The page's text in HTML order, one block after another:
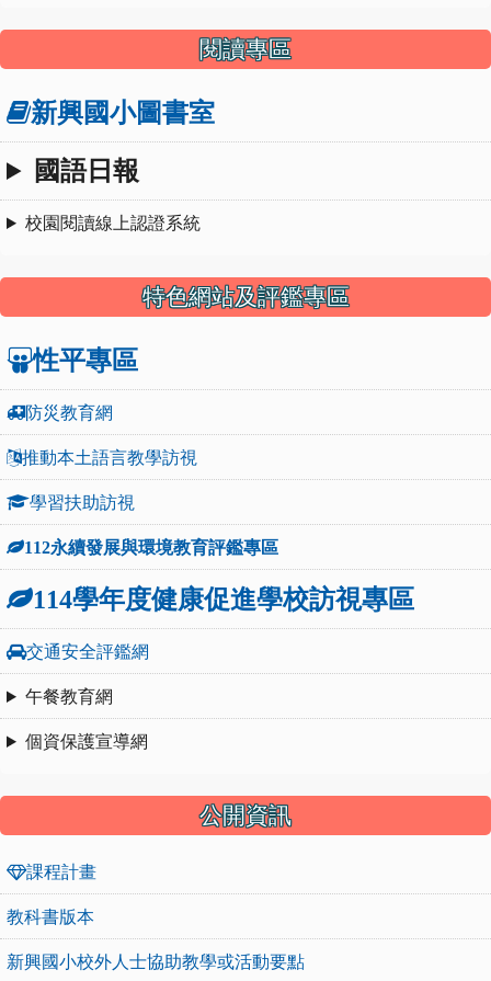
閱讀專區
新興國小圖書室
國語日報
校園閱讀線上認證系統
特色網站及評鑑專區
性平專區
防災教育網
推動本土語言教學訪視
學習扶助訪視
112永續發展與環境教育評鑑專區
114學年度健康促進學校訪視專區
交通安全評鑑網
午餐教育網
個資保護宣導網
公開資訊
課程計畫
教科書版本
新興國小校外人士協助教學或活動要點